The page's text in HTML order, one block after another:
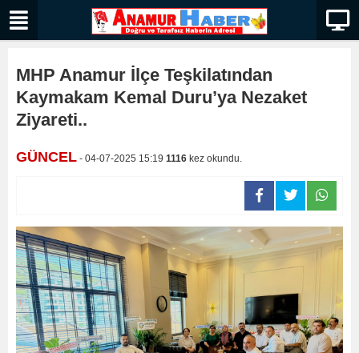
MHP Anamur İlçe Teşkilatından
Kaymakam Kemal Duru’ya Nezaket
Ziyareti..
GÜNCEL - 04-07-2025 15:19 1116 kez okundu.